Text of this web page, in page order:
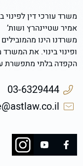
משרד עורכי דין לפינוי
אמיר שטיינהרץ ושות’
משרדנו הינו
ופינוי בינוי. את
הקפדה בלתי מתפשרת
03-6329444